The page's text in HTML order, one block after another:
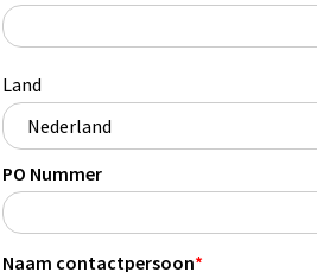
Land
PO Nummer
Naam contactpersoon*